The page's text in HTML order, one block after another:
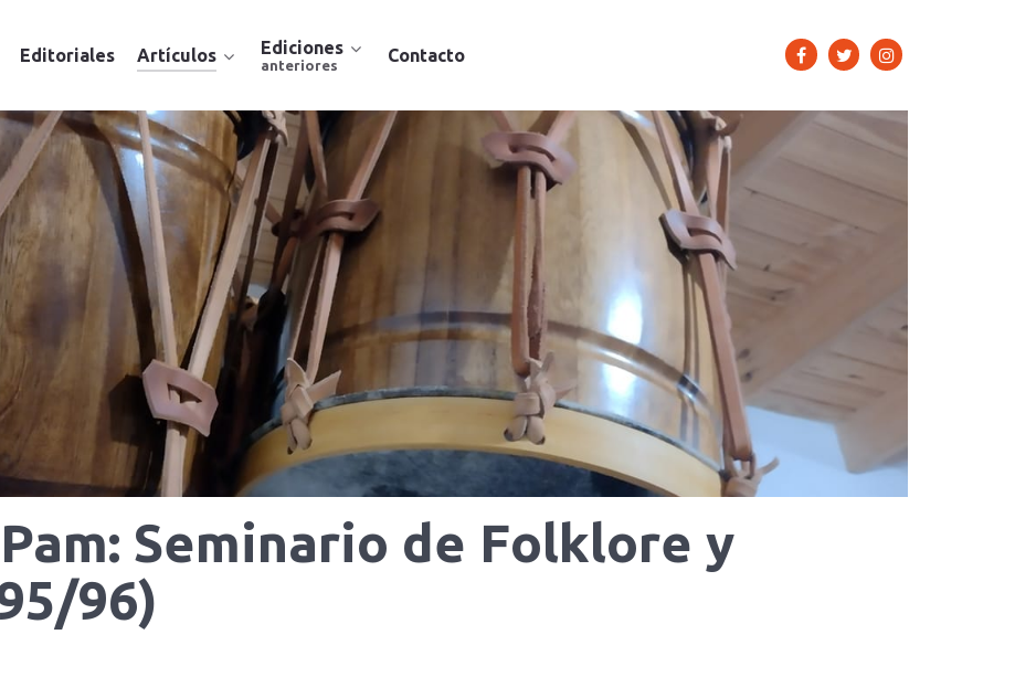
Editoriales Artículos Ediciones
anteriores Contacto
Seminario de Folklore y
96)